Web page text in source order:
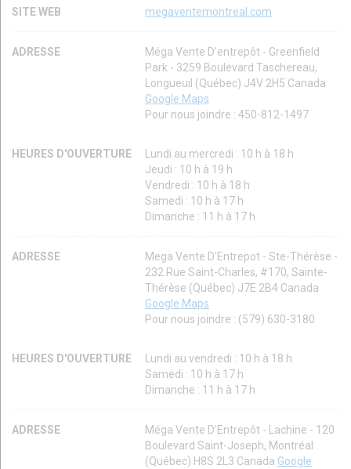
SITE WEB megaventemontreal.com
ADRESSE
Méga Vente D'entrepôt - Greenfield
Park - 3259 Boulevard Taschereau,
Longueuil (Québec) J4V 2H5 Canada
Google Maps
Pour nous joindre : 450-812-1497
HEURES D'OUVERTURE
Lundi au mercredi : 10 h à 18 h
Jeudi : 10 h à 19 h
Vendredi : 10 h à 18 h
Samedi : 10 h à 17 h
Dimanche : 11 h à 17 h
ADRESSE
Mega Vente D’Entrepot - Ste-Thérèse -
232 Rue Saint-Charles, #170, Sainte-
Thérèse (Québec) J7E 2B4 Canada
Google Maps
Pour nous joindre : (579) 630-3180
HEURES D'OUVERTURE
Lundi au vendredi : 10 h à 18 h
Samedi : 10 h à 17 h
Dimanche : 11 h à 17 h
ADRESSE
Méga Vente D'Entrepôt - Lachine - 120
Boulevard Saint-Joseph, Montréal
(Québec) H8S 2L3 Canada Google